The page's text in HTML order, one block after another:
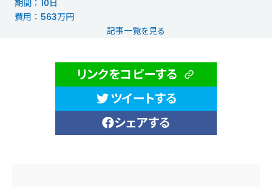
期間 ： 10日
費用 ： 563万円
記事一覧を見る
リンクをコピーする
ツイートする
シェアする